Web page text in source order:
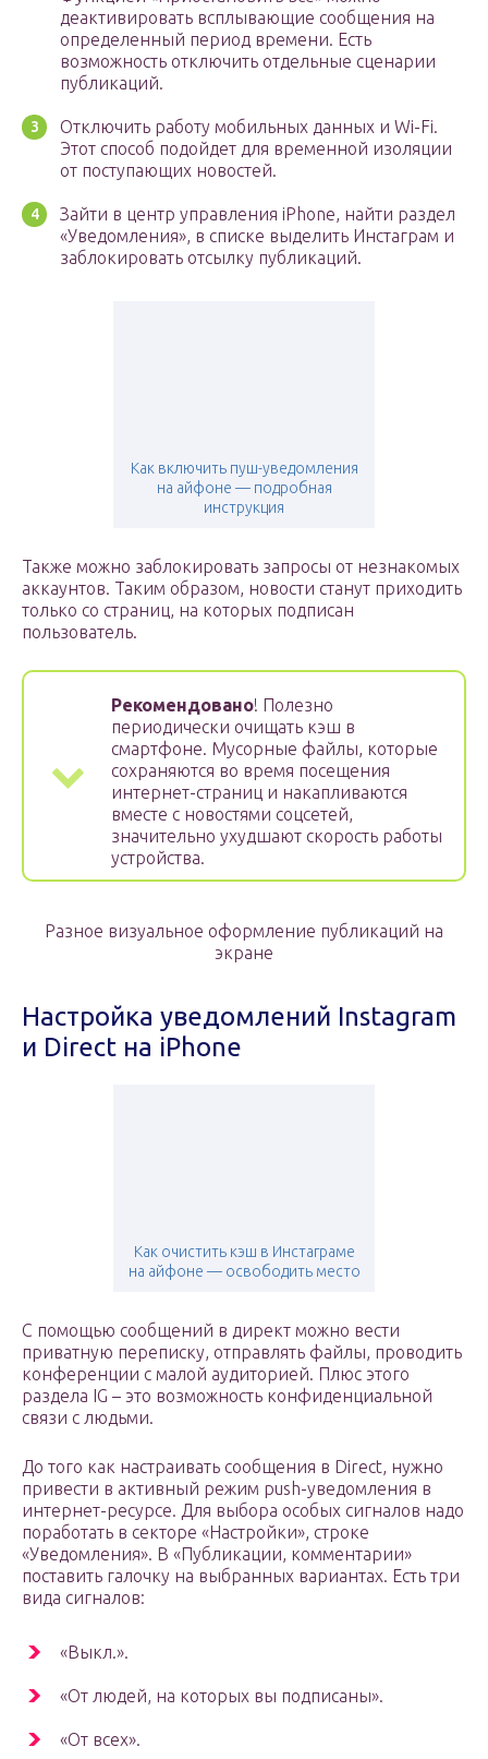
деактивировать всплывающие сообщения на
определенный период времени. Есть
возможность отключить отдельные сценарии
публикаций.
Отключить работу мобильных данных и Wi-Fi.
Этот способ подойдет для временной изоляции
от поступающих новостей.
Зайти в центр управления iPhone, найти раздел
«Уведомления», в списке выделить Инстаграм и
заблокировать отсылку публикаций.
Как включить пуш-уведомления
на айфоне — подробная
инструкция
Также можно заблокировать запросы от незнакомых
аккаунтов. Таким образом, новости станут приходить
только со страниц, на которых подписан
пользователь.
Рекомендовано! Полезно
периодически очищать кэш в
смартфоне. Мусорные файлы, которые
сохраняются во время посещения
интернет-страниц и накапливаются
вместе с новостями соцсетей,
значительно ухудшают скорость работы
устройства.
Разное визуальное оформление публикаций на
экране
Настройка уведомлений Instagram
и Direct на iPhone
Как очистить кэш в Инстаграме
на айфоне — освободить место
С помощью сообщений в директ можно вести
приватную переписку, отправлять файлы, проводить
конференции с малой аудиторией. Плюс этого
раздела IG – это возможность конфиденциальной
связи с людьми.
До того как настраивать сообщения в Direct, нужно
привести в активный режим push-уведомления в
интернет-ресурсе. Для выбора особых сигналов надо
поработать в секторе «Настройки», строке
«Уведомления». В «Публикации, комментарии»
поставить галочку на выбранных вариантах. Есть три
вида сигналов:
«Выкл.».
«От людей, на которых вы подписаны».
«От всех».